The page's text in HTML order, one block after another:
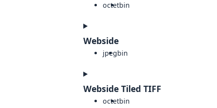
octetbin
Webside
jpegbin
Webside Tiled TIFF
octetbin